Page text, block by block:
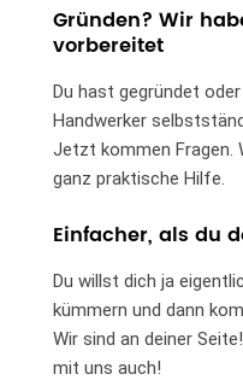
Gründen? Wir
vorbereitet
Du hast gegründet
Handwerker
Jetzt kommen Fragen.
ganz praktische Hilfe.
Einfacher, als du
Du willst dich ja
kümmern und dann
Wir sind an deiner
mit uns auch!